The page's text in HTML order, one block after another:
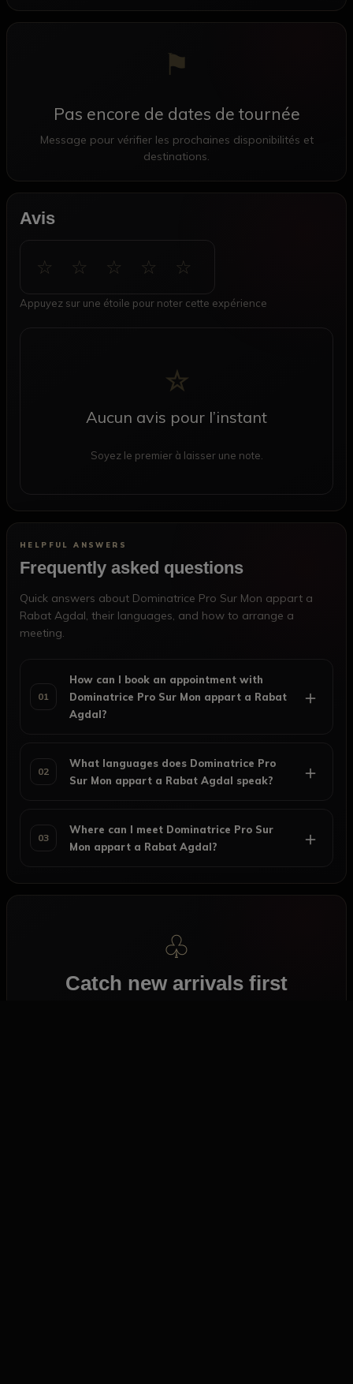
⚑
Pas encore de dates de tournée
Message pour vérifier les prochaines disponibilités et
destinations.
Avis
☆ ☆ ☆ ☆ ☆
Appuyez sur une étoile pour noter cette expérience
☆
Aucun avis pour l’instant
Soyez le premier à laisser une note.
HELPFUL ANSWERS
Frequently asked questions
Quick answers about Dominatrice Pro Sur Mon appart a
Rabat Agdal, their languages, and how to arrange a
meeting.
01
How can I book an appointment with
Dominatrice Pro Sur Mon appart a Rabat
Agdal?
＋
02
What languages does Dominatrice Pro
Sur Mon appart a Rabat Agdal speak?
＋
03
Where can I meet Dominatrice Pro Sur
Mon appart a Rabat Agdal?
＋
♧
Catch new arrivals first